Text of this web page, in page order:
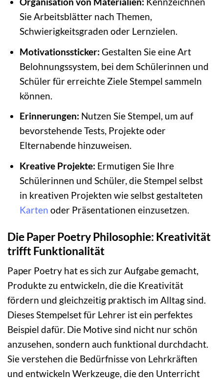
Sie Arbeitsblätter nach Themen,
Schwierigkeitsgraden oder Lernzielen.
Motivationssticker: Gestalten Sie eine Art
Belohnungssystem, bei dem Schülerinnen und
Schüler für erreichte Ziele Stempel sammeln
können.
Erinnerungen: Nutzen Sie Stempel, um auf
bevorstehende Tests, Projekte oder
Elternabende hinzuweisen.
Kreative Projekte: Ermutigen Sie Ihre
Schülerinnen und Schüler, die Stempel selbst
in kreativen Projekten wie selbst gestalteten
Karten oder Präsentationen einzusetzen.
Die Paper Poetry Philosophie: Kreativität
trifft Funktionalität
Paper Poetry hat es sich zur Aufgabe gemacht,
Produkte zu entwickeln, die die Kreativität
fördern und gleichzeitig praktisch im Alltag sind.
Dieses Stempelset für Lehrer ist ein perfektes
Beispiel dafür. Die Motive sind nicht nur schön
anzusehen, sondern auch funktional durchdacht.
Sie verstehen die Bedürfnisse von Lehrkräften
und entwickeln Werkzeuge, die den Unterricht